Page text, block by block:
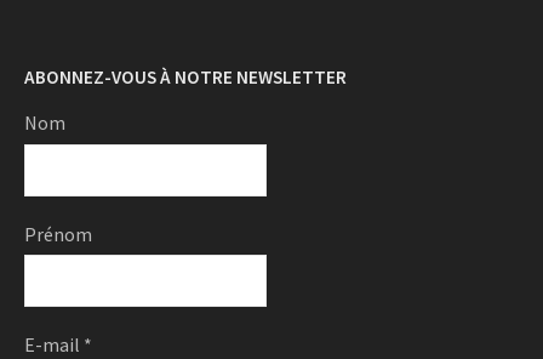
ABONNEZ-VOUS À NOTRE NEWSLETTER
Nom
Prénom
E-mail *